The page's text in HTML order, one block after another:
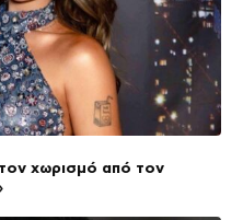
χωρισμό από τον